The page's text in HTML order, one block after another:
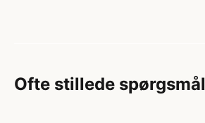
Ofte stillede spørgsmål